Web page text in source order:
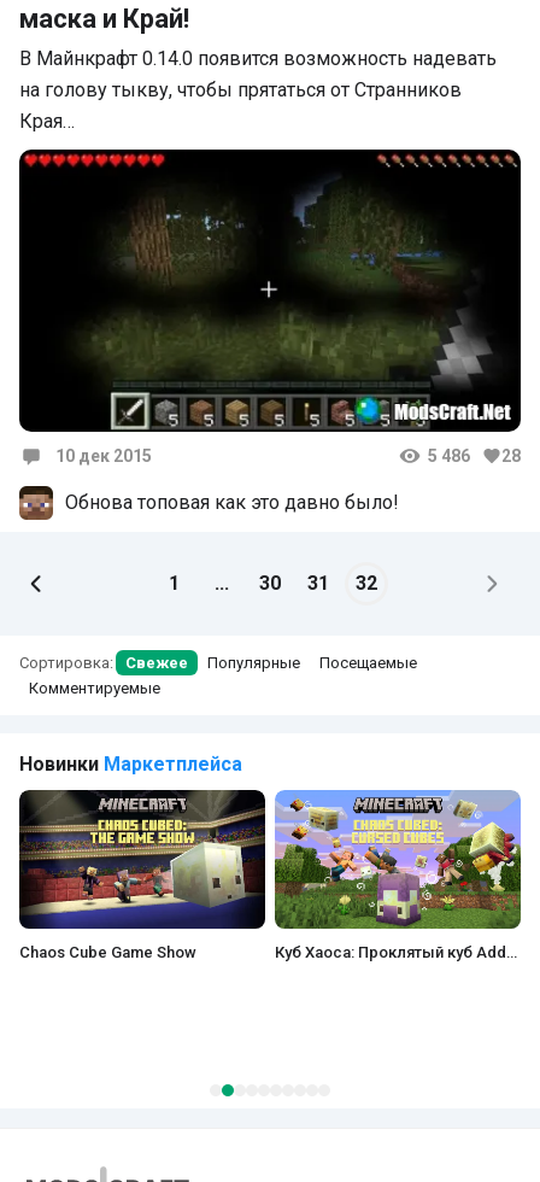
маска и Край!
В Майнкрафт 0.14.0 появится возможность надевать
на голову тыкву, чтобы прятаться от Странников
Края…
10 дек 2015 5 486 28
Обнова топовая как это давно было!
1 ... 30 31 32
Сортировка: Свежее Популярные
Посещаемые
Комментируемые
Новинки Маркетплейса
Chaos Cube Game Show Куб Хаоса: Проклятый куб Add-On